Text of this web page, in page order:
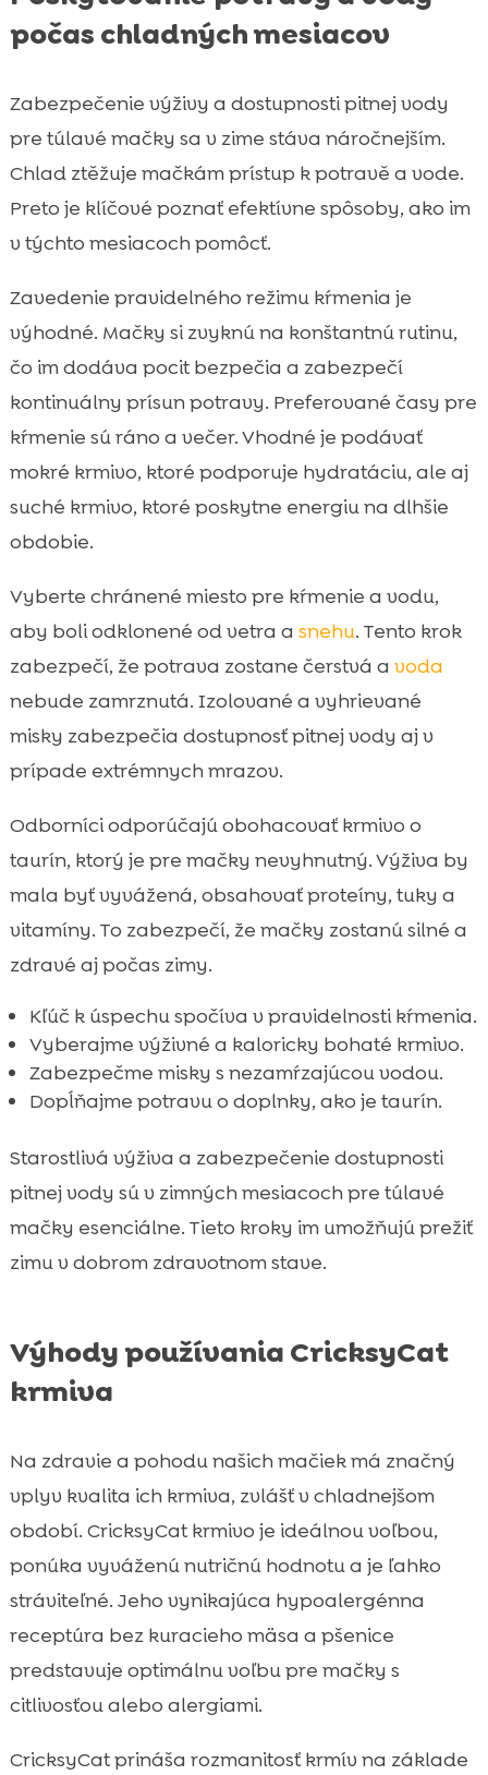
počas chladných mesiacov
Zabezpečenie výživy a dostupnosti pitnej vody
pre túlavé mačky sa v zime stáva náročnejším.
Chlad ztěžuje mačkám prístup k potravě a vode.
Preto je klíčové poznať efektívne spôsoby, ako im
v týchto mesiacoch pomôcť.
Zavedenie pravidelného režimu kŕmenia je
výhodné. Mačky si zvyknú na konštantnú rutinu,
čo im dodáva pocit bezpečia a zabezpečí
kontinuálny prísun potravy. Preferované časy pre
kŕmenie sú ráno a večer. Vhodné je podávať
mokré krmivo, ktoré podporuje hydratáciu, ale aj
suché krmivo, ktoré poskytne energiu na dlhšie
obdobie.
Vyberte chránené miesto pre kŕmenie a vodu,
aby boli odklonené od vetra a snehu. Tento krok
zabezpečí, že potrava zostane čerstvá a voda
nebude zamrznutá. Izolované a vyhrievané
misky zabezpečia dostupnosť pitnej vody aj v
prípade extrémnych mrazov.
Odborníci odporúčajú obohacovať krmivo o
taurín, ktorý je pre mačky nevyhnutný. Výživa by
mala byť vyvážená, obsahovať proteíny, tuky a
vitamíny. To zabezpečí, že mačky zostanú silné a
zdravé aj počas zimy.
Kľúč k úspechu spočíva v pravidelnosti kŕmenia.
Vyberajme výživné a kaloricky bohaté krmivo.
Zabezpečme misky s nezamŕzajúcou vodou.
Dopĺňajme potravu o doplnky, ako je taurín.
Starostlivá výživa a zabezpečenie dostupnosti
pitnej vody sú v zimných mesiacoch pre túlavé
mačky esenciálne. Tieto kroky im umožňujú prežiť
zimu v dobrom zdravotnom stave.
Výhody používania CricksyCat
krmiva
Na zdravie a pohodu našich mačiek má značný
vplyv kvalita ich krmiva, zvlášť v chladnejšom
období. CricksyCat krmivo je ideálnou voľbou,
ponúka vyváženú nutričnú hodnotu a je ľahko
stráviteľné. Jeho vynikajúca hypoalergénna
receptúra bez kuracieho mäsa a pšenice
predstavuje optimálnu voľbu pre mačky s
citlivosťou alebo alergiami.
CricksyCat prináša rozmanitosť krmív na základe